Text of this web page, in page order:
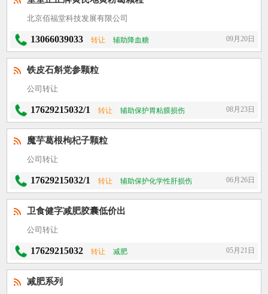
北京佰福堂科技发展有限公司
13066039033 转让 辅助降血糖 09月20日
铁皮石斛党参颗粒
公司转让
17629215032/1 转让 辅助保护胃粘膜损伤 08月23日
魔芋葛根枸杞子颗粒
公司转让
17629215032/1 转让 辅助保护化学性肝损伤 06月26日
卫食健字减肥胶囊低价出
公司转让
17629215032 转让 减肥 05月21日
减肥系列